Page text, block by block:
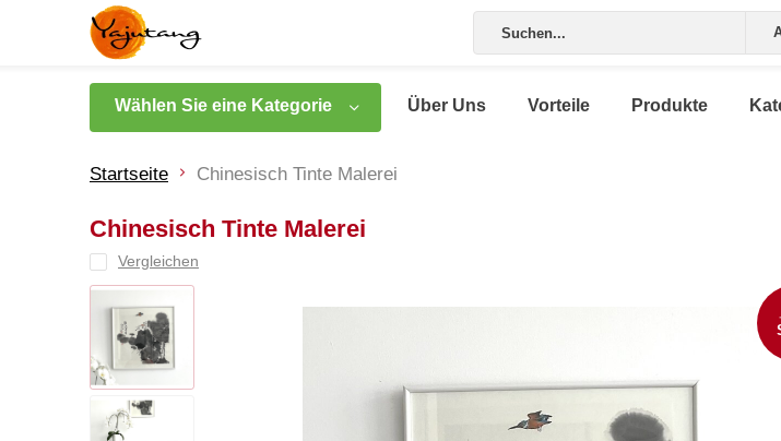
Wählen Sie eine Kategorie Über Uns Vorteile Produkte
Startseite Chinesisch Tinte Malerei
Chinesisch Tinte Malerei
Vergleichen